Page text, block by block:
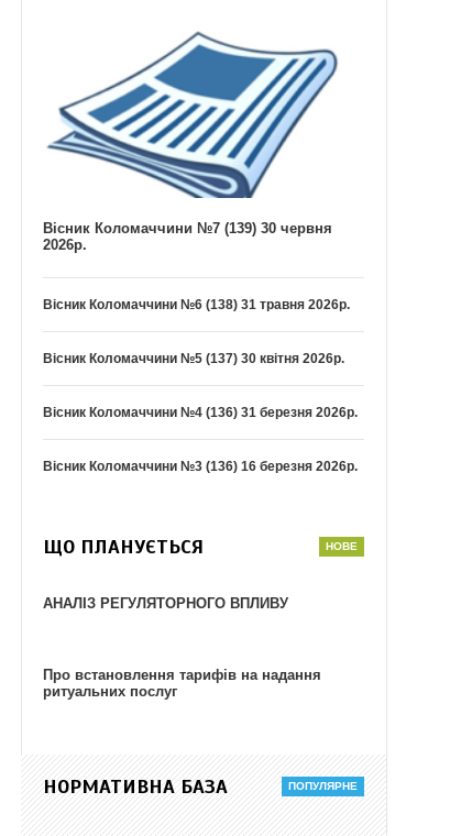
Вісник Коломаччини №7 (139) 30 червня
2026р.
Вісник Коломаччини №6 (138) 31 травня 2026р.
Вісник Коломаччини №5 (137) 30 квітня 2026р.
Вісник Коломаччини №4 (136) 31 березня 2026р.
Вісник Коломаччини №3 (136) 16 березня 2026р.
ЩО ПЛАНУЄТЬСЯ
АНАЛІЗ РЕГУЛЯТОРНОГО ВПЛИВУ
Про встановлення тарифів на надання
ритуальних послуг
НОРМАТИВНА БАЗА